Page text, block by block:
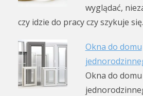
wyglądać,
czy idzie do pracy czy szykuje
Okna do domu
Okna do domu